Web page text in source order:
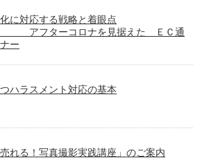
に対応する戦略と着眼点
ーコロナを見据えた ＥＣ通
ー
ハラスメント対応の基本
れる！写真撮影実践講座」のご案内